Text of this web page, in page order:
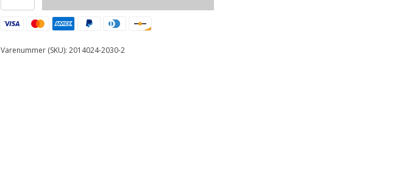
YTH
WT/BK/R
Varenummer (SKU): 2014024-2030-2